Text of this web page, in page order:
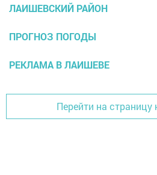
ЛАИШЕВСКИЙ РАЙОН
ПРОГНОЗ ПОГОДЫ
РЕКЛАМА В ЛАИШЕВЕ
Перейти на страницу